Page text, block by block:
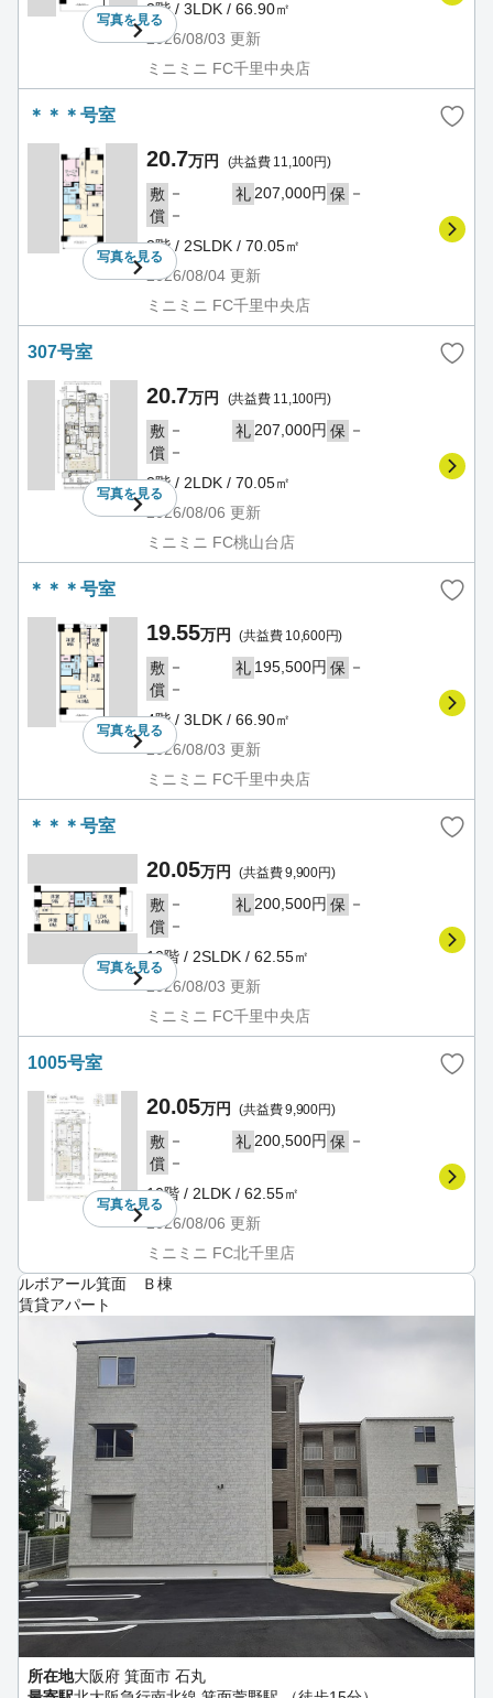
写真を見る
3階 / 3LDK / 66.90㎡
2026/08/03 更新
ミニミニ FC千里中央店
＊＊＊号室
写真を見る
20.7万円 (共益費 11,100円)
敷 － 礼 207,000円 保 －
償 －
3階 / 2SLDK / 70.05㎡
2026/08/04 更新
ミニミニ FC千里中央店
307号室
写真を見る
20.7万円 (共益費 11,100円)
敷 － 礼 207,000円 保 －
償 －
3階 / 2LDK / 70.05㎡
2026/08/06 更新
ミニミニ FC桃山台店
＊＊＊号室
写真を見る
19.55万円 (共益費 10,600円)
敷 － 礼 195,500円 保 －
償 －
4階 / 3LDK / 66.90㎡
2026/08/03 更新
ミニミニ FC千里中央店
＊＊＊号室
写真を見る
20.05万円 (共益費 9,900円)
敷 － 礼 200,500円 保 －
償 －
10階 / 2SLDK / 62.55㎡
2026/08/03 更新
ミニミニ FC千里中央店
1005号室
写真を見る
20.05万円 (共益費 9,900円)
敷 － 礼 200,500円 保 －
償 －
10階 / 2LDK / 62.55㎡
2026/08/06 更新
ミニミニ FC北千里店
ルボアール箕面 Ｂ棟
賃貸アパート
所在地大阪府 箕面市 石丸